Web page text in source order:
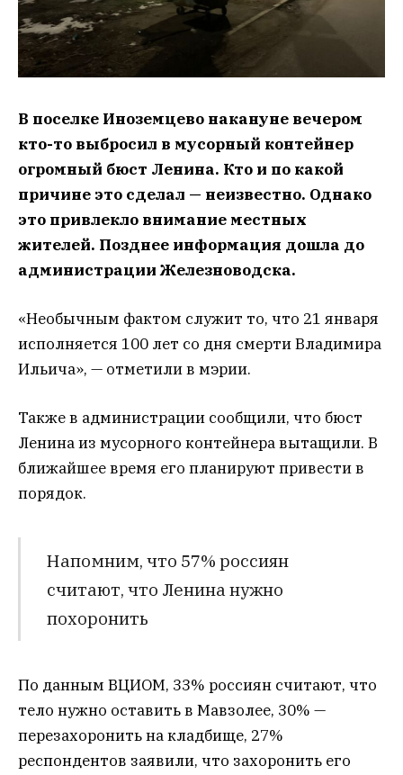
В поселке Иноземцево накануне вечером
кто-то выбросил в мусорный контейнер
огромный бюст Ленина. Кто и по какой
причине это сделал — неизвестно. Однако
это привлекло внимание местных
жителей. Позднее информация дошла до
администрации Железноводска.
«Необычным фактом служит то, что 21 января
исполняется 100 лет со дня смерти Владимира
Ильича», — отметили в мэрии.
Также в администрации сообщили, что бюст
Ленина из мусорного контейнера вытащили. В
ближайшее время его планируют привести в
порядок.
Напомним, что 57% россиян
считают, что Ленина нужно
похоронить
По данным ВЦИОМ, 33% россиян считают, что
тело нужно оставить в Мавзолее, 30% —
перезахоронить на кладбище, 27%
респондентов заявили, что захоронить его